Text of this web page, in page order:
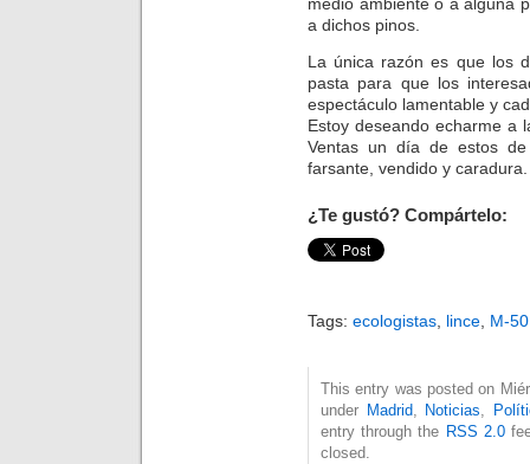
a dichos pinos.
La única razón es que los
pasta para que los
espectáculo lamentable y
Estoy deseando echarme a
Ventas un día de estos
farsante, vendido y
¿Te gustó? Compártelo:
Tags: ecologistas lince M-
This entry was posted on
under Madrid, Noticias,
entry through the RSS 2.0
closed.